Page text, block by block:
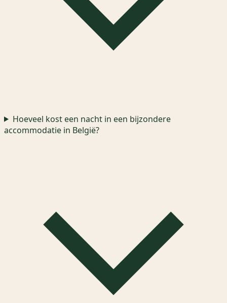
Hoeveel kost een nacht in een bijzondere
accommodatie in België?